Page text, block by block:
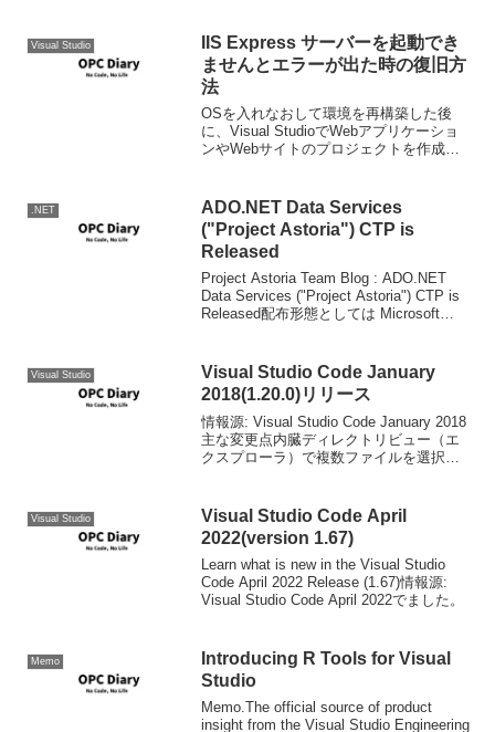
Visual Studio
IIS Express サーバーを起動でき
ませんとエラーが出た時の復旧方
法
OSを入れなおして環境を再構築した後
に、Visual StudioでWebアプリケーショ
ンやWebサイトのプロジェクトを作成し
ションをホストさせ...
.NET
ADO.NET Data Services
("Project Astoria") CTP is
Released
Project Astoria Team Blog : ADO.NET
Data Services ("Project Astoria") CTP is
Released配布形態としては Microsoft
Visual Studio
Visual Studio Code January
2018(1.20.0)リリース
情報源: Visual Studio Code January 2018
主な変更点内臓ディレクトリビュー（エ
クスプローラ）で複数ファイルを選択し
た。256MBを超えるファ...
Visual Studio
Visual Studio Code April
2022(version 1.67)
Learn what is new in the Visual Studio
Code April 2022 Release (1.67)情報源:
Visual Studio Code April 2022でました。
Memo
Introducing R Tools for Visual
Studio
Memo.The official source of product
insight from the Visual Studio Engineering